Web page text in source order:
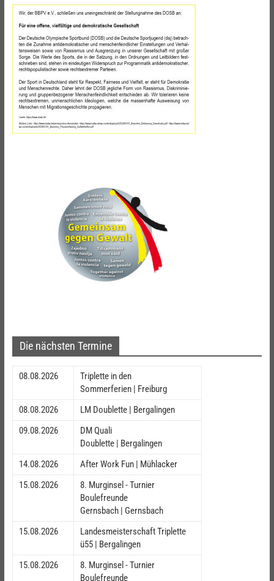
Die nächsten Termine
08.08.2026
Triplette in den
Sommerferien | Freiburg
08.08.2026
LM Doublette | Bergalingen
09.08.2026
DM Quali
Doublette | Bergalingen
14.08.2026
After Work Fun | Mühlacker
15.08.2026
8. Murginsel - Turnier
Boulefreunde
Gernsbach | Gernsbach
15.08.2026
Landesmeisterschaft Triplette
ü55 | Bergalingen
15.08.2026
8. Murginsel - Turnier
Boulefreunde